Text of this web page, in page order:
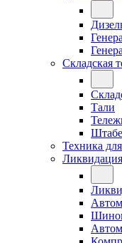
Складская
Тали
Техника
Ликвидация